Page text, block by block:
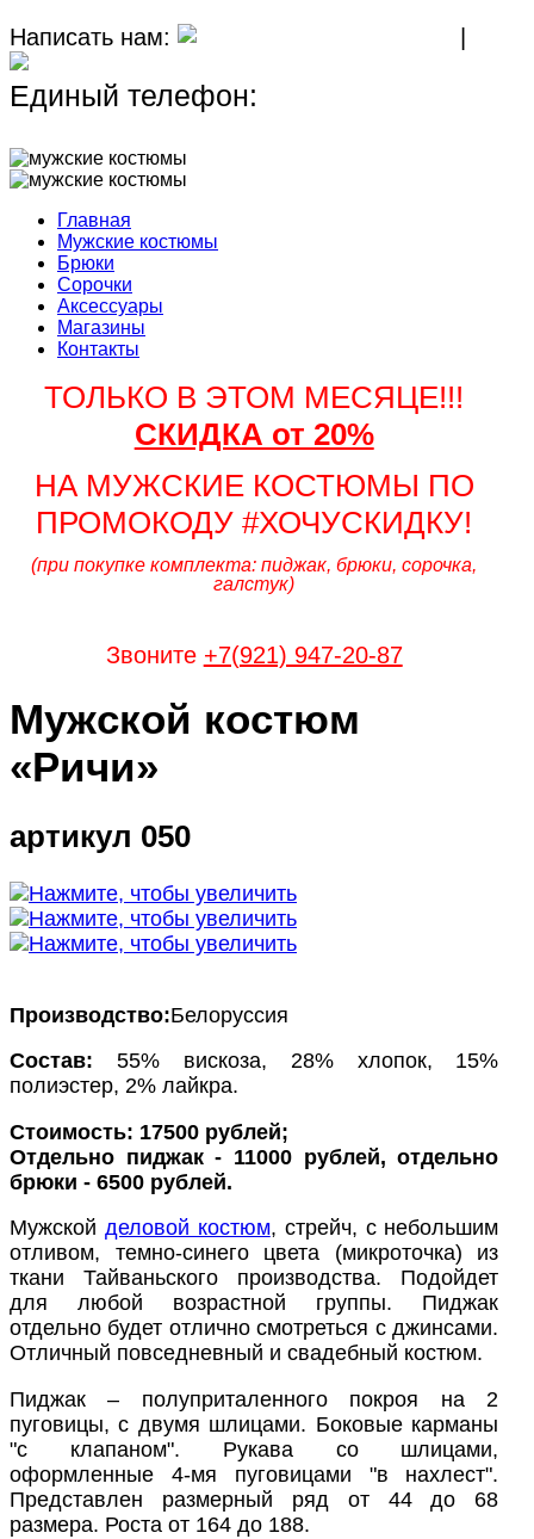
Написать нам:
Единый телефон:
Главная
Мужские костюмы
Брюки
Сорочки
Аксессуары
Магазины
Контакты
ТОЛЬКО В ЭТОМ МЕСЯЦЕ!!!
СКИДКА от 20%
НА МУЖСКИЕ КОСТЮМЫ ПО
ПРОМОКОДУ #ХОЧУСКИДКУ!
(при покупке комплекта: пиджак, брюки, сорочка,
галстук)
Звоните +7(921) 947-20-87
Мужской костюм
«Ричи»
артикул 050
Производство:Белоруссия
Состав: 55% вискоза, 28% хлопок, 15%
полиэстер, 2% лайкра.
Стоимость: 17500 рублей;
Отдельно пиджак - 11000 рублей, отдельно
брюки - 6500 рублей.
Мужской деловой костюм, стрейч, с небольшим
отливом, темно-синего цвета (микроточка) из
ткани Тайваньского производства. Подойдет
для любой возрастной группы. Пиджак
отдельно будет отлично смотреться с джинсами.
Отличный повседневный и свадебный костюм.
Пиджак – полуприталенного покроя на 2
пуговицы, с двумя шлицами. Боковые карманы
"с клапаном". Рукава со шлицами,
оформленные 4-мя пуговицами "в нахлест".
Представлен размерный ряд от 44 до 68
размера. Роста от 164 до 188.